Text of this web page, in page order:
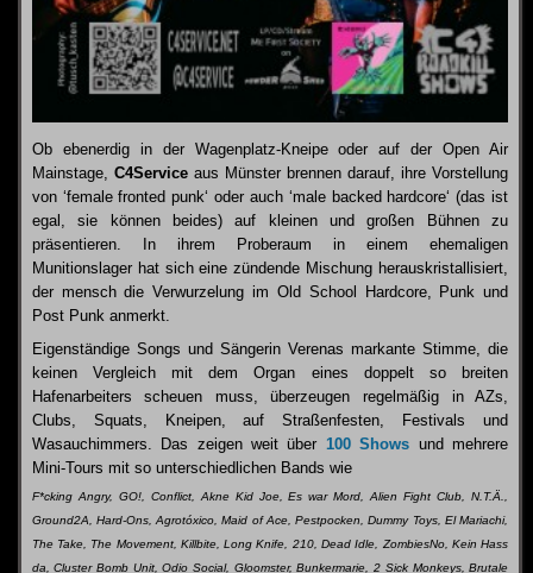
Ob ebenerdig in der Wagenplatz-Kneipe oder auf der Open Air
Mainstage, C4Serviceaus Münster brennen darauf, ihre Vorstellung
von ‘female fronted punk‘ oder auch ‘male backed hardcore‘ (das ist
egal, sie können beides) auf kleinen und großen Bühnen zu
präsentieren. In ihrem Proberaum in einem ehemaligen
Munitionslager hat sich eine zündende Mischung herauskristallisiert,
der mensch die Verwurzelung im Old School Hardcore, Punk und
Post Punk anmerkt.
Eigenständige Songs und Sängerin Verenas markante Stimme, die
keinen Vergleich mit dem Organ eines doppelt so breiten
Hafenarbeiters scheuen muss, überzeugen regelmäßig in AZs,
Clubs, Squats, Kneipen, auf Straßenfesten, Festivals und
Wasauchimmers. Das zeigen weit über 100 Shows und mehrere
Mini-Tours mit so unterschiedlichen Bands wie
F*cking Angry, GO!, Conflict, Akne Kid Joe, Es war Mord, Alien Fight Club, N.T.Ä.,
Ground2A, Hard-Ons, Agrotóxico, Maid of Ace, Pestpocken, Dummy Toys, El Mariachi,
The Take, The Movement, Killbite, Long Knife, 210, Dead Idle, ZombiesNo, Kein Hass
da, Cluster Bomb Unit, Odio Social, Gloomster, Bunkermarie, 2 Sick Monkeys, Brutale